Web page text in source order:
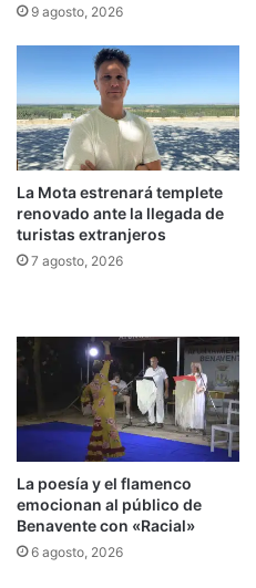
9 agosto, 2026
La Mota estrenará templete
renovado ante la llegada de
turistas extranjeros
7 agosto, 2026
La poesía y el flamenco
emocionan al público de
Benavente con «Racial»
6 agosto, 2026